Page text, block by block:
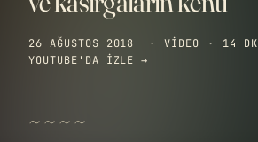
26 AĞUSTOS 2018 · VIDEO ·
14 DK
YOUTUBE'DA IZLE →
~ ~ ~ ~